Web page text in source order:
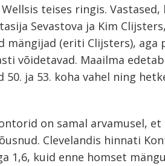
teises ringis. Vastased,
Sevastova ja Kim
mängijad (eriti Clijsters), aga
võidetavad. Maailma
ja 53. koha vahel ning
on samal arvamusel,
Clevelandis hinnati
1,6, kuid enne homset